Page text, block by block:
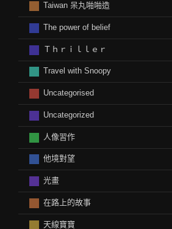
Taiwan 呆丸啪啪造
The power of belief
Ｔｈｒｉｌｌｅｒ
Travel with Snoopy
Uncategorised
Uncategorized
人像習作
他境對望
光畫
在路上的故事
天線寶寶